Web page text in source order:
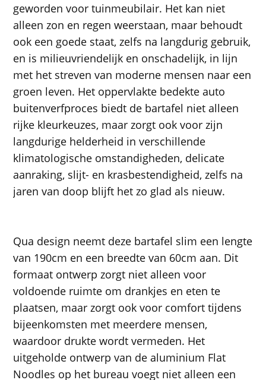
geworden voor tuinmeubilair. Het kan niet
alleen zon en regen weerstaan, maar behoudt
ook een goede staat, zelfs na langdurig gebruik,
en is milieuvriendelijk en onschadelijk, in lijn
met het streven van moderne mensen naar een
groen leven. Het oppervlakte bedekte auto
buitenverfproces biedt de bartafel niet alleen
rijke kleurkeuzes, maar zorgt ook voor zijn
langdurige helderheid in verschillende
klimatologische omstandigheden, delicate
aanraking, slijt- en krasbestendigheid, zelfs na
jaren van doop blijft het zo glad als nieuw.
Qua design neemt deze bartafel slim een ​​lengte
van 190cm en een breedte van 60cm aan. Dit
formaat ontwerp zorgt niet alleen voor
voldoende ruimte om drankjes en eten te
plaatsen, maar zorgt ook voor comfort tijdens
bijeenkomsten met meerdere mensen,
waardoor drukte wordt vermeden. Het
uitgeholde ontwerp van de aluminium Flat
Noodles op het bureau voegt niet alleen een